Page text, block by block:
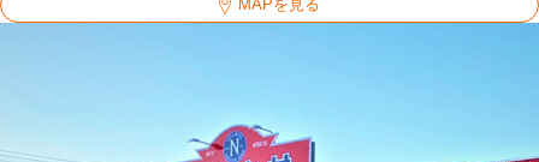
MAPを見る